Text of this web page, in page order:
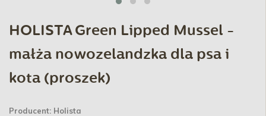
HOLISTA Green Lipped Mussel -
małża nowozelandzka dla psa i
kota (proszek)
Producent: Holista